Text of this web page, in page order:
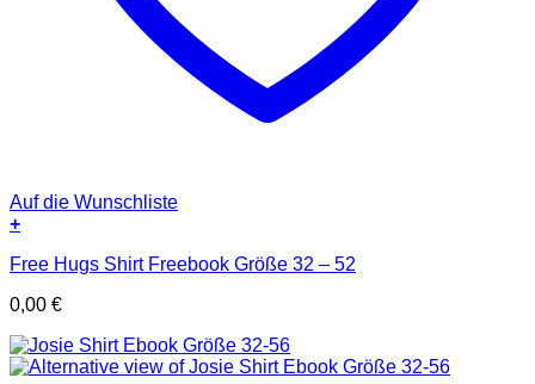
Auf die Wunschliste
+
Free Hugs Shirt Freebook Größe 32 – 52
0,00 €